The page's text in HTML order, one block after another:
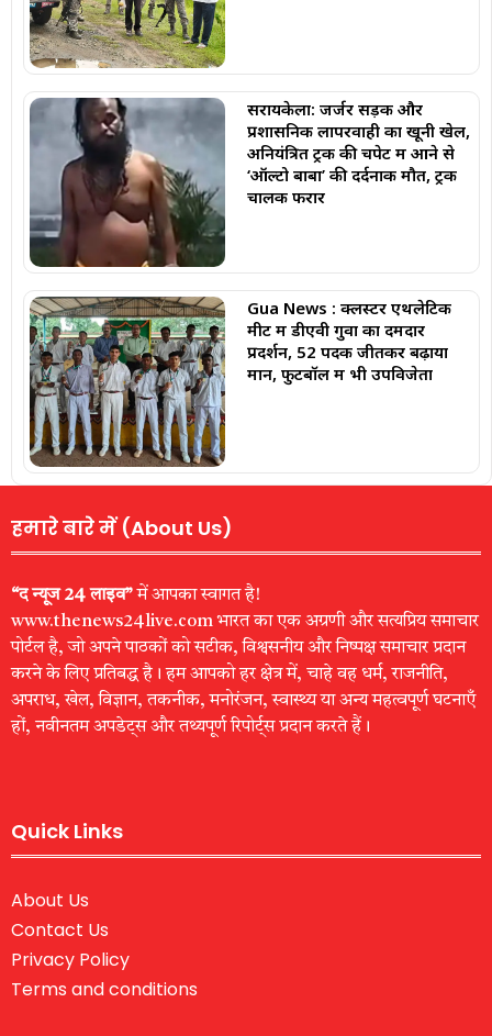
सरायकेला: जर्जर सड़क और
प्रशासनिक लापरवाही का खूनी खेल,
अनियंत्रित ट्रक की चपेट में आने से
‘ऑल्टो बाबा’ की दर्दनाक मौत, ट्रक
चालक फरार
Gua News : क्लस्टर एथलेटिक
मीट में डीएवी गुवा का दमदार
प्रदर्शन, 52 पदक जीतकर बढ़ाया
मान, फुटबॉल में भी उपविजेता
हमारे बारे में (About Us)
“द न्यूज 24 लाइव”में आपका स्वागत है!
www.thenews24live.com भारत का एक अग्रणी और सत्यप्रिय समाचार
पोर्टल है, जो अपने पाठकों को सटीक, विश्वसनीय और निष्पक्ष समाचार प्रदान
करने के लिए प्रतिबद्ध है। हम आपको हर क्षेत्र में, चाहे वह धर्म, राजनीति,
अपराध, खेल, विज्ञान, तकनीक, मनोरंजन, स्वास्थ्य या अन्य महत्वपूर्ण घटनाएँ
हों, नवीनतम अपडेट्स और तथ्यपूर्ण रिपोर्ट्स प्रदान करते हैं।
Quick Links
About Us
Contact Us
Privacy Policy
Terms and conditions